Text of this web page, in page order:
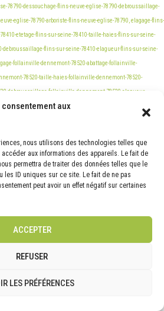
consentement aux
nous utilisons des technologies telles que
aux informations des appareils. Le fait de
permettra de traiter des données telles que le
les ID uniques sur ce site. Le fait de ne pas
peut avoir un effet négatif sur certaines
ACCEPTER
REFUSER
LES PRÉFÉRENCES